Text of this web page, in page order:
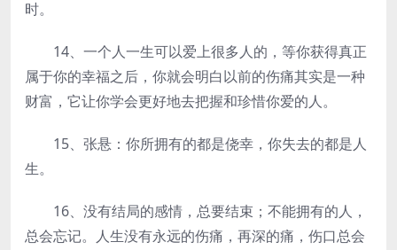
时。
14、一个人一生可以爱上很多人的，等你获得真正
属于你的幸福之后，你就会明白以前的伤痛其实是一种
财富，它让你学会更好地去把握和珍惜你爱的人。
15、张悬：你所拥有的都是侥幸，你失去的都是人
生。
16、没有结局的感情，总要结束；不能拥有的人，
总会忘记。人生没有永远的伤痛，再深的痛，伤口总会